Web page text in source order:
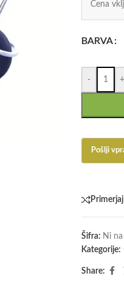
Cena
BARVA
- +
Primerjaj
Šifra: Ni
Kategorije:
Share: